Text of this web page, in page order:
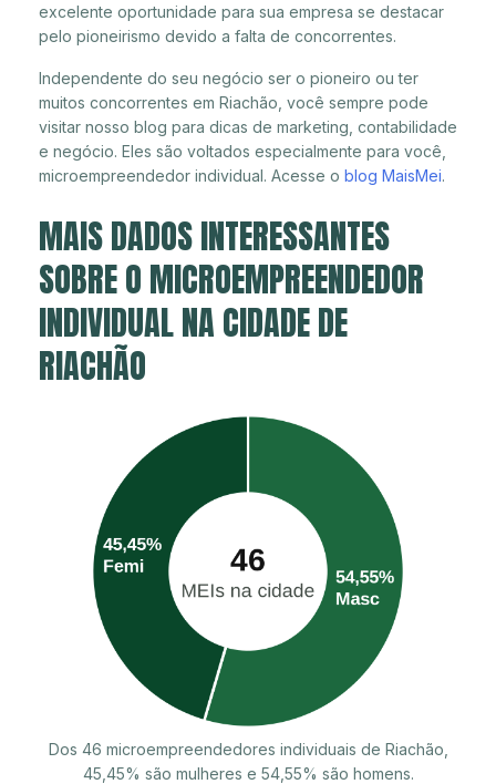
excelente oportunidade para sua empresa se destacar
pelo pioneirismo devido a falta de concorrentes.
Independente do seu negócio ser o pioneiro ou ter
muitos concorrentes em Riachão, você sempre pode
visitar nosso blog para dicas de marketing, contabilidade
e negócio. Eles são voltados especialmente para você,
microempreendedor individual. Acesse o blog MaisMei.
MAIS DADOS INTERESSANTES
SOBRE O MICROEMPREENDEDOR
INDIVIDUAL NA CIDADE DE
RIACHÃO
Dos 46 microempreendedores individuais de Riachão,
45,45% são mulheres e 54,55% são homens.